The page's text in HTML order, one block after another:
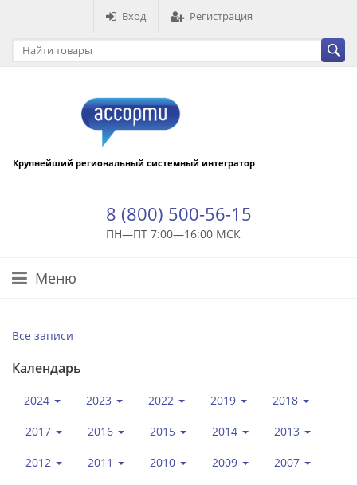
Вход Регистрация
Крупнейший региональный системный интегратор
8 (800) 500-56-15
ПН—ПТ 7:00—16:00 МСК
Меню
Все записи
Календарь
2024 2023 2022 2019 2018
2017 2016 2015 2014 2013
2012 2011 2010 2009 2007